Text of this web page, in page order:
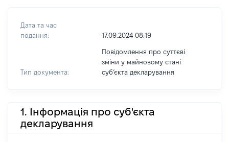
Дата та час
подання:
17.09.2024 08:19
Тип документа:
Повідомлення про суттєві
зміни у майновому стані
субʼєкта декларування
1. Інформація про суб'єкта
декларування